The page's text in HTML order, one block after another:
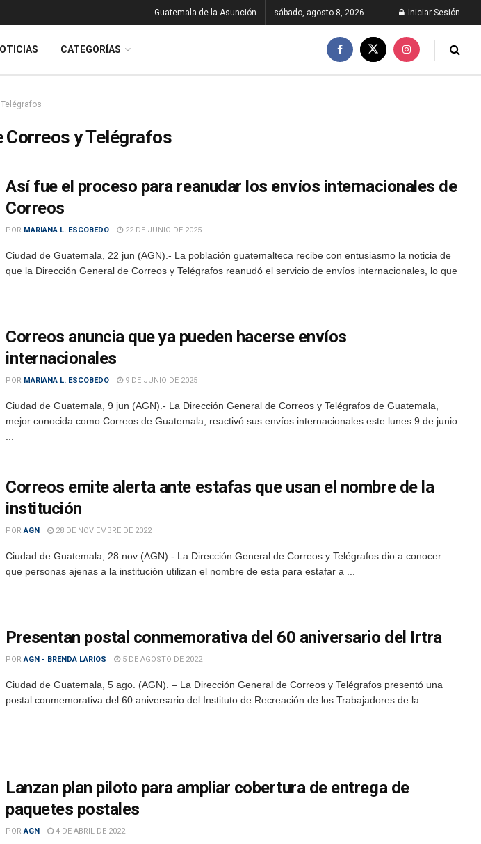
Guatemala de la Asunción sábado, agosto 8, 2026 Iniciar Sesión
CATEGORÍAS
Correos y Telégrafos
Así fue el proceso para reanudar los envíos internacionales de
Correos
POR MARIANA L. ESCOBEDO 22 DE JUNIO DE 2025
Ciudad de Guatemala, 22 jun (AGN).- La población guatemalteca recibe con entusiasmo la noticia de
que la Dirección General de Correos y Telégrafos reanudó el servicio de envíos internacionales, lo que
Correos anuncia que ya pueden hacerse envíos
internacionales
POR MARIANA L. ESCOBEDO 9 DE JUNIO DE 2025
Ciudad de Guatemala, 9 jun (AGN).- La Dirección General de Correos y Telégrafos de Guatemala,
mejor conocida como Correos de Guatemala, reactivó sus envíos internacionales este lunes 9 de junio.
Correos emite alerta ante estafas que usan el nombre de la
institución
POR AGN 28 DE NOVIEMBRE DE 2022
Ciudad de Guatemala, 28 nov (AGN).- La Dirección General de Correos y Telégrafos dio a conocer
que personas ajenas a la institución utilizan el nombre de esta para estafar a ...
Presentan postal conmemorativa del 60 aniversario del Irtra
POR AGN - BRENDA LARIOS 5 DE AGOSTO DE 2022
Ciudad de Guatemala, 5 ago. (AGN). – La Dirección General de Correos y Telégrafos presentó una
postal conmemorativa del 60 aniversario del Instituto de Recreación de los Trabajadores de la ...
Lanzan plan piloto para ampliar cobertura de entrega de
paquetes postales
POR AGN 4 DE ABRIL DE 2022